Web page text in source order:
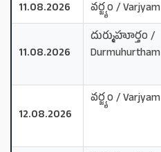
11.08.2026
వర్జ్యం / Varjyam
11.08.2026
దుర్ముహూర్తం /
Durmuhurtham
12.08.2026
వర్జ్యం / Varjyam